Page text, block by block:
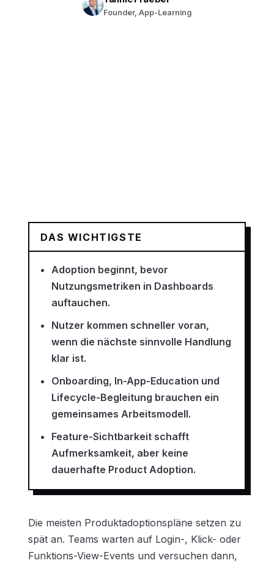
Founder, App-Learning
DAS WICHTIGSTE
Adoption beginnt, bevor
Nutzungsmetriken in Dashboards
auftauchen.
Nutzer kommen schneller voran,
wenn die nächste sinnvolle Handlung
klar ist.
Onboarding, In-App-Education und
Lifecycle-Begleitung brauchen ein
gemeinsames Arbeitsmodell.
Feature-Sichtbarkeit schafft
Aufmerksamkeit, aber keine
dauerhafte Product Adoption.
Die meisten Produktadoptionspläne setzen zu
spät an. Teams warten auf Login-, Klick- oder
Funktions-View-Events und versuchen dann,